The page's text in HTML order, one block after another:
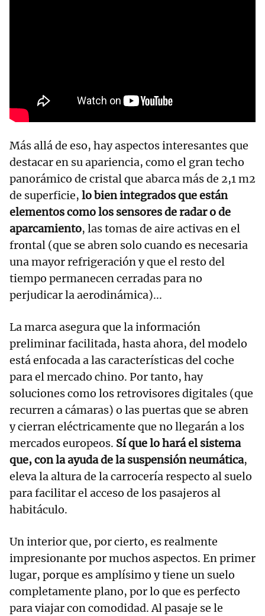
Más allá de eso, hay aspectos interesantes que
destacar en su apariencia, como el gran techo
panorámico de cristal que abarca más de 2,1 m2
de superficie, lo bien integrados que están
elementos como los sensores de radar o de
aparcamiento, las tomas de aire activas en el
frontal (que se abren solo cuando es necesaria
una mayor refrigeración y que el resto del
tiempo permanecen cerradas para no
perjudicar la aerodinámica)...
La marca asegura que la información
preliminar facilitada, hasta ahora, del modelo
está enfocada a las características del coche
para el mercado chino. Por tanto, hay
soluciones como los retrovisores digitales (que
recurren a cámaras) o las puertas que se abren
y cierran eléctricamente que no llegarán a los
mercados europeos. Sí que lo hará el sistema
que, con la ayuda de la suspensión neumática,
eleva la altura de la carrocería respecto al suelo
para facilitar el acceso de los pasajeros al
habitáculo.
Un interior que, por cierto, es realmente
impresionante por muchos aspectos. En primer
lugar, porque es amplísimo y tiene un suelo
completamente plano, por lo que es perfecto
para viajar con comodidad. Al pasaje se le